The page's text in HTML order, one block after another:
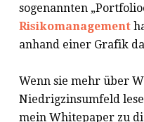
sogenannten
Risikomanagement
anhand einer Grafik
Wenn sie mehr über
Niedrigzinsumfeld
mein Whitepaper zu